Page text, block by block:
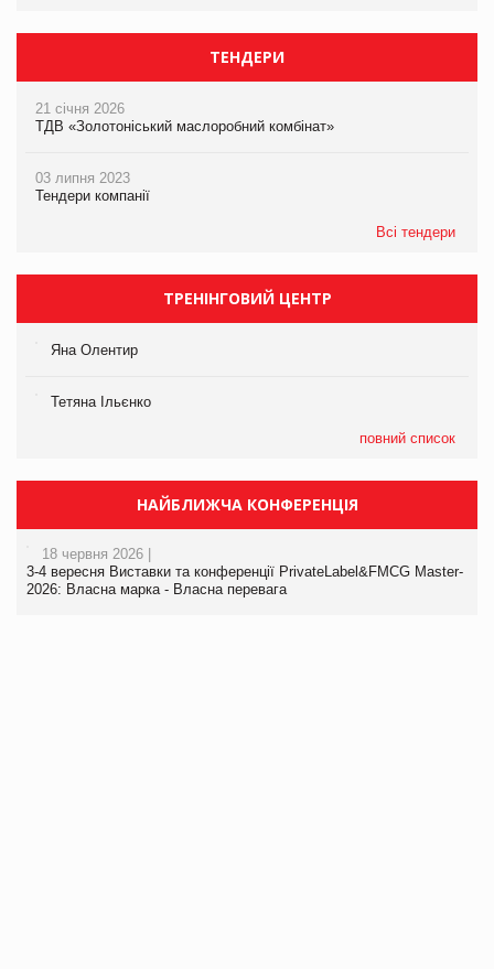
ТЕНДЕРИ
21 січня 2026
ТДВ «Золотоніський маслоробний комбінат»
03 липня 2023
Тендери компанії
Всі тендери
ТРЕНІНГОВИЙ ЦЕНТР
Яна Олентир
Тетяна Ільєнко
повний список
НАЙБЛИЖЧА КОНФЕРЕНЦІЯ
18 червня 2026 |
3-4 вересня Виставки та конференції PrivateLabel&FMCG Master-
2026: Власна марка - Власна перевага